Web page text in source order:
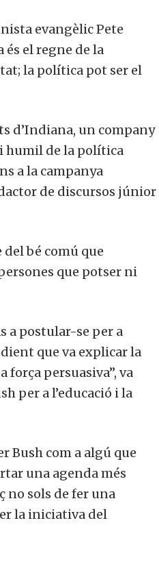
evangèlic Pete
és el regne de la
la política pot ser el
d’Indiana, un company
humil de la política
a la campanya
de discursos júnior
bé comú que
que potser ni
a postular-se per a
que va explicar la
força persuasiva”, va
per a l’educació i la
Bush com a algú que
una agenda més
no sols de fer una
la iniciativa del